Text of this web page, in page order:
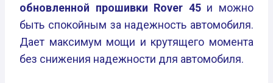
обновленной прошивки Rover 45и можно
быть спокойным за надежность автомобиля.
Дает максимум мощи и крутящего момента
без снижения надежности для автомобиля.